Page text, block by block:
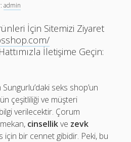
Bedava
admin
İçin Sitemizi Ziyaret
İletişime Geçin:
seks shop’un
çeşitliliği ve müşteri
verilecektir. Çorum
cinsellikve zevk
için bir cennet gibidir. Peki, bu